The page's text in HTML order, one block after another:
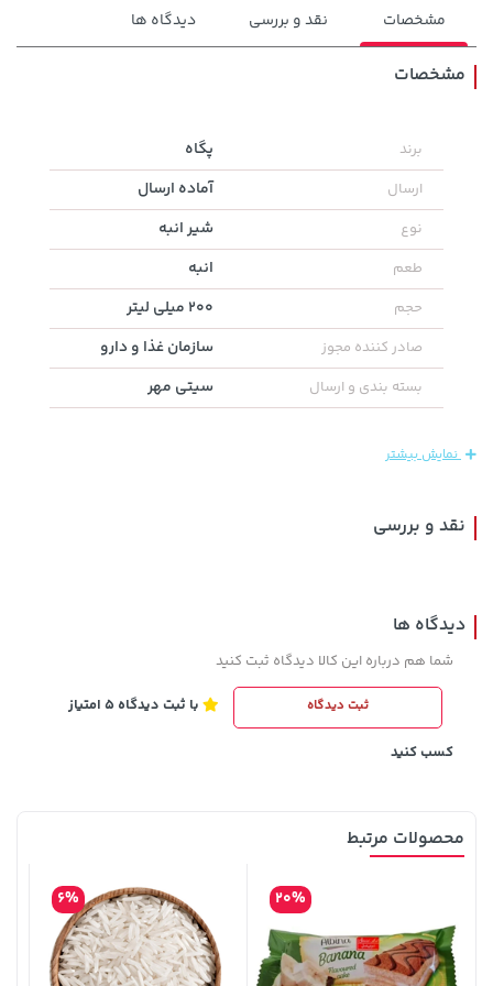
2,729,000 تومان 43,980,000 تومان
4,079,000
244,000
خرید
70,000 تومان
مشخصات نقد و بررسی دیدگاه ها
مشخصات
برند پگاه
ارسال آماده ارسال
نوع شیر انبه
طعم انبه
حجم 200 میلی لیتر
صادر کننده مجوز سازمان غذا و دارو
بسته بندی و ارسال سیتی مهر
نمایش بیشتر
نقد و بررسی
دیدگاه ها
شما هم درباره این کالا دیدگاه ثبت کنید
ثبت دیدگاه با ثبت دیدگاه 5 امتیاز
کسب کنید
محصولات مرتبط
20%
6%